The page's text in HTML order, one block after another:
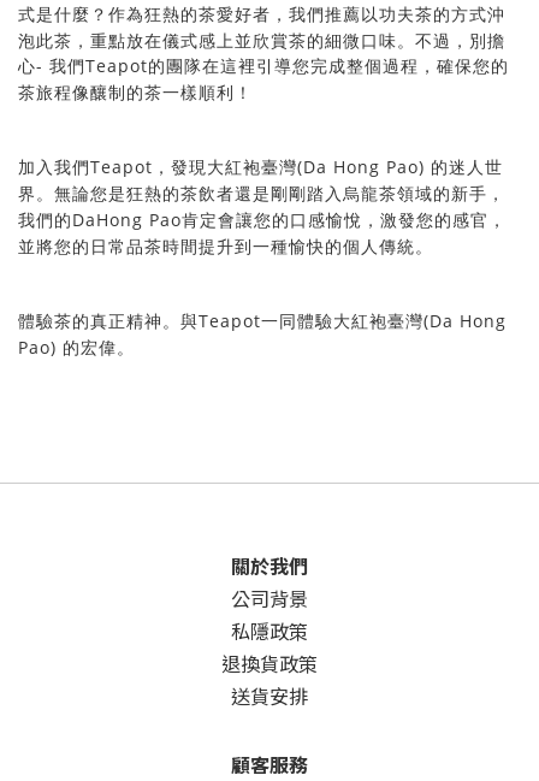
式是什麼？作為狂熱的茶愛好者，我們推薦以功夫茶的方式沖
泡此茶，重點放在儀式感上並欣賞茶的細微口味。不過，別擔
心- 我們Teapot的 團隊在這裡引導您完成整個過程，確保您的
茶旅程像釀制的茶一樣順利！
加入我們Teapot ， 發現大紅袍臺灣(Da Hong Pao) 的迷人世
界。無論您是狂熱的茶飲者還是剛剛踏入烏龍茶領域的新手，
我們的DaHong Pao肯定會讓您的口感愉悅，激發您的感官，
並將您的日常品茶時間提升到一種愉快的個人傳統。
體驗茶的真正精神。與Teapot一同體驗大紅袍臺灣(Da Hong
Pao) 的宏偉。
關於我們
公司背景
私隱政策
退換貨政策
送貨安排
顧客服務